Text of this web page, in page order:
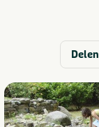
Delen